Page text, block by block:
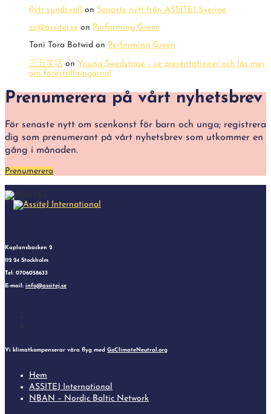
flytt sundsvall
on Senaste nytt från ASSITEJ Sverige
zz@assitej.se on Performing Green
Toni Tora Botwid on Performing Green
三五笑话 on Young Swedstage – se presentationer och läs mer
om föreställningarna!
Prenumerera på vårt nyhetsbrev
För senaste nytt om scenkonst för barn och unga; registrera
dig som prenumerant på vårt nyhetsbrev som utkommer en
gång i månaden.
Prenumerera
Kaplansbacken 2
112 24 Stockholm
Tel: 0706058633
E-mail: info@assitej.se
Vi klimatkompenserar våra flyg med GoClimateNeutral.org
Hem
ASSITEJ International
NBAN – Nordic Baltic Network